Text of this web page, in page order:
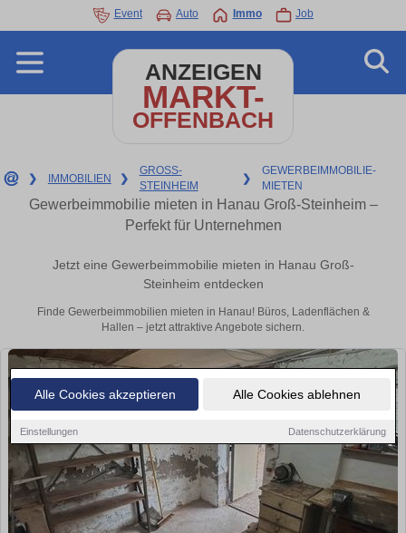
Alle Cookies akzeptieren Alle Cookies ablehnen
Einstellungen Datenschutzerklärung
Event Auto Immo Job
ANZEIGEN
MARKT-
OFFENBACH
❯ IMMOBILIEN ❯
GROSS-
STEINHEIM
❯
GEWERBEIMMOBILIE-
MIETEN
Gewerbeimmobilie mieten in Hanau Groß-Steinheim –
Perfekt für Unternehmen
Jetzt eine Gewerbeimmobilie mieten in Hanau Groß-
Steinheim entdecken
Finde Gewerbeimmobilien mieten in Hanau! Büros, Ladenflächen &
Hallen – jetzt attraktive Angebote sichern.